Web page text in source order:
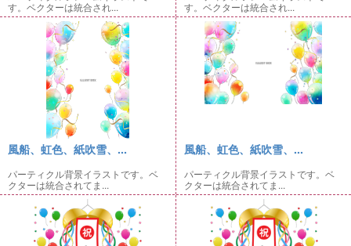
す。ベクターは統合され...
す。ベクターは統合され...
風船、虹色、紙吹雪、...
パーティクル背景イラストです。ベ
クターは統合されてま...
風船、虹色、紙吹雪、...
パーティクル背景イラストです。ベ
クターは統合されてま...